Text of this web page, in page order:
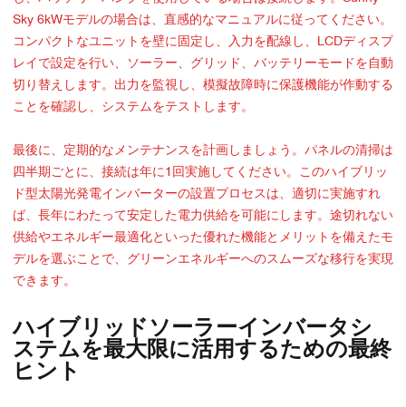
Sky 6kWモデルの場合は、直感的なマニュアルに従ってください。
コンパクトなユニットを壁に固定し、入力を配線し、LCDディスプ
レイで設定を行い、ソーラー、グリッド、バッテリーモードを自動
切り替えします。出力を監視し、模擬故障時に保護機能が作動する
ことを確認し、システムをテストします。
最後に、定期的なメンテナンスを計画しましょう。パネルの清掃は
四半期ごとに、接続は年に1回実施してください。このハイブリッ
ド型太陽光発電インバーターの設置プロセスは、適切に実施すれ
ば、長年にわたって安定した電力供給を可能にします。途切れない
供給やエネルギー最適化といった優れた機能とメリットを備えたモ
デルを選ぶことで、グリーンエネルギーへのスムーズな移行を実現
できます。
ハイブリッドソーラーインバータシ
ステムを最大限に活用するための最終
ヒント